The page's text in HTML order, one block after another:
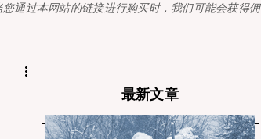
通过本网站的链接进行购买时，我们可能会获得佣
最新文章